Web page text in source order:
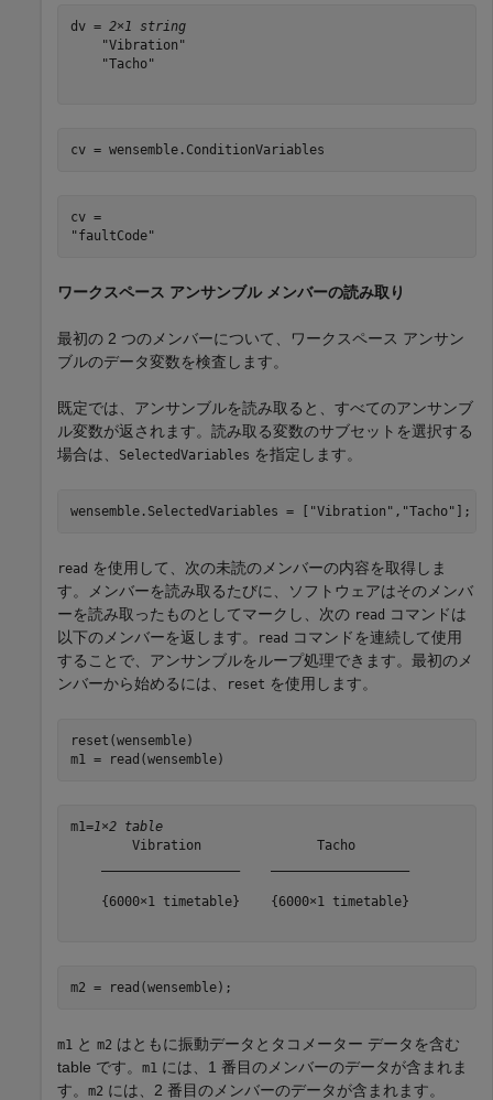
dv = 2×1 string
    "Vibration"
    "Tacho"
cv = wensemble.ConditionVariables
cv =
ワークスペース アンサンブル メンバーの読み取り
最初の 2 つのメンバーについて、ワークスペース アンサン
ブルのデータ変数を検査します。
既定では、アンサンブルを読み取ると、すべてのアンサンブ
ル変数が返されます。読み取る変数のサブセットを選択する
場合は、
SelectedVariables を指定します。
wensemble.SelectedVariables = [ "Vibration" , "Tacho" ];
read を使用して、次の未読のメンバーの内容を取得しま
す。メンバーを読み取るたびに、ソフトウェアはそのメンバ
ーを読み取ったものとしてマークし、次の read コマンドは
以下のメンバーを返します。
read コマンドを連続して使用
することで、アンサンブルをループ処理できます。最初のメ
ンバーから始めるには、
reset を使用します。
reset(wensemble)
m1 = read(wensemble)
m1=1×2 table
        Vibration               Tacho
    {6000×1 timetable}    {6000×1 timetable}
m2 = read(wensemble);
m1 と m2 はともに振動データとタコメーター データを含む
table です。 m1 には、1 番目のメンバーのデータが含まれま
す。 m2 には、2 番目のメンバーのデータが含まれます。